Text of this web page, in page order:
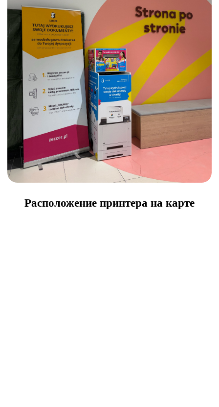
Расположение принтера на карте